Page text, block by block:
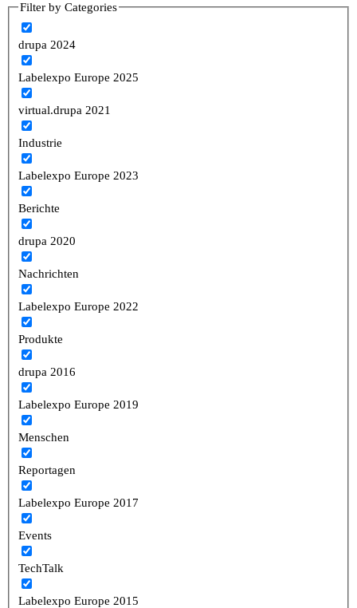
Filter by Categories
drupa 2024
Labelexpo Europe 2025
virtual.drupa 2021
Industrie
Labelexpo Europe 2023
Berichte
drupa 2020
Nachrichten
Labelexpo Europe 2022
Produkte
drupa 2016
Labelexpo Europe 2019
Menschen
Reportagen
Labelexpo Europe 2017
Events
TechTalk
Labelexpo Europe 2015